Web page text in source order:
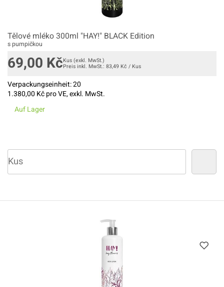
Tělové mléko 300ml "HAY!" BLACK Edition
s pumpičkou
69,00 KčKus (exkl. MwSt.)
Preis inkl. MwSt.: 83,49 Kč / Kus
Verpackungseinheit:20
1.380,00 Kč pro VE, exkl. MwSt.
Auf Lager